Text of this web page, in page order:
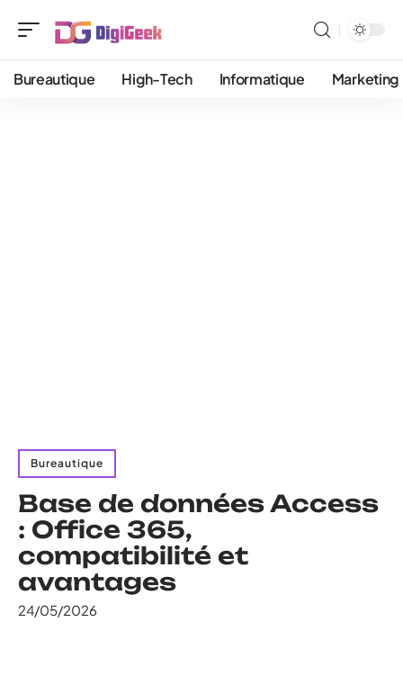
Bureautique High-Tech Informatique Marketing
Bureautique
Base de données Access
: Office 365,
compatibilité et
avantages
24/05/2026